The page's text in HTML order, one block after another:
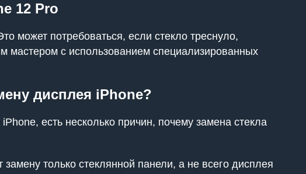
12 Pro
может потребоваться, если стекло треснуло,
с использованием специализированных
дисплея iPhone?
есть несколько причин, почему замена стекла
только стеклянной панели, а не всего дисплея